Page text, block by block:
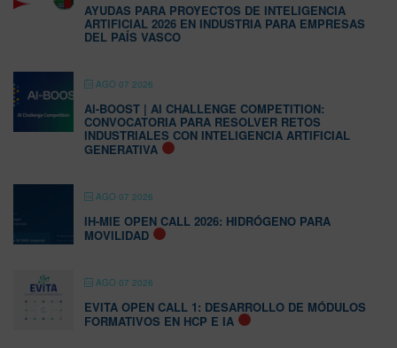
AYUDAS PARA PROYECTOS DE INTELIGENCIA
ARTIFICIAL 2026 EN INDUSTRIA PARA EMPRESAS
DEL PAÍS VASCO
AGO 07 2026
AI-BOOST | AI CHALLENGE COMPETITION:
CONVOCATORIA PARA RESOLVER RETOS
INDUSTRIALES CON INTELIGENCIA ARTIFICIAL
GENERATIVA
AGO 07 2026
IH-MIE OPEN CALL 2026: HIDRÓGENO PARA
MOVILIDAD
AGO 07 2026
EVITA OPEN CALL 1: DESARROLLO DE MÓDULOS
FORMATIVOS EN HCP E IA